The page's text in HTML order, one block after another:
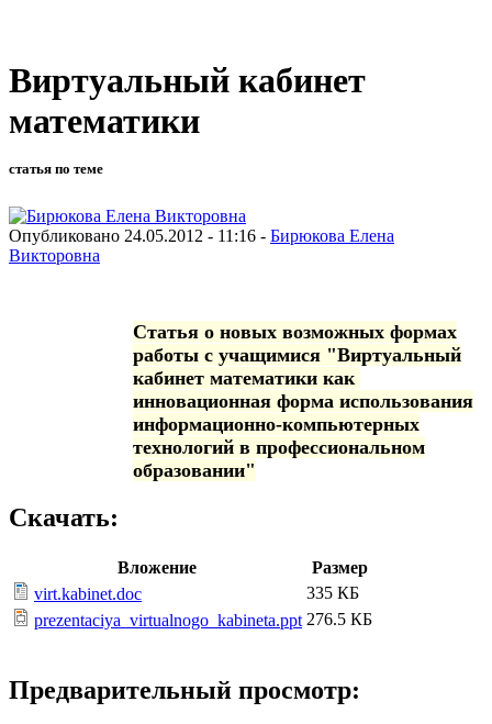
Виртуальный кабинет
математики
статья по теме
Опубликовано 24.05.2012 - 11:16 - Бирюкова Елена
Викторовна
Статья о новых возможных формах
работы с учащимися "Виртуальный
кабинет математики как
инновационная форма использования
информационно-компьютерных
технологий в профессиональном
образовании"
Скачать:
Вложение
Размер
virt.kabinet.doc
335 КБ
prezentaciya_virtualnogo_kabineta.ppt 276.5 КБ
Предварительный просмотр: